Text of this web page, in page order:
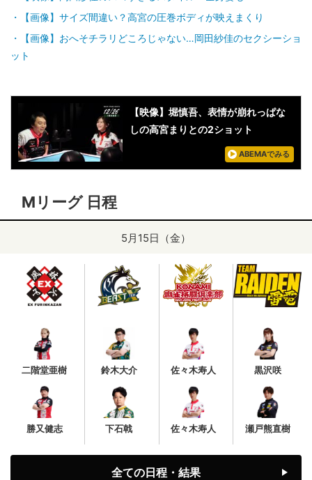
【画像】サイズ間違い？高宮の圧巻ボディが映えまくり
【画像】おへそチラリどころじゃない…岡田紗佳のセクシーショ
ット
【映像】堀慎吾、表情が崩れっぱな
しの高宮まりとの2ショット
ABEMAでみる
Mリーグ 日程
5月15日（金）
二階堂亜樹
勝又健志
鈴木大介
下石戟
佐々木寿人
佐々木寿人
黒沢咲
瀬戸熊直樹
全ての日程・結果